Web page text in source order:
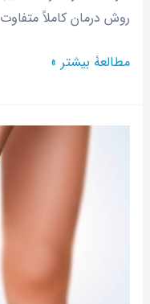
روش درمان کاملاً متفاوت
مطالعۀ بیشتر »
درمان‌های